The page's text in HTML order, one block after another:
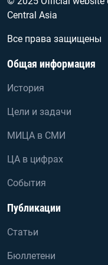
Central Asia
Все права защищены
Общая информация
История
Цели и задачи
МИЦА в СМИ
ЦА в цифрах
События
Публикации
Статьи
Бюллетени